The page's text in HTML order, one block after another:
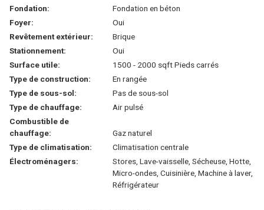
Fondation:
Fondation en béton
Foyer:
Oui
Revêtement extérieur:
Brique
Stationnement:
Oui
Surface utile:
1500 - 2000 sqft Pieds carrés
Type de construction:
En rangée
Type de sous-sol:
Pas de sous-sol
Type de chauffage:
Air pulsé
Combustible de
chauffage:
Gaz naturel
Type de climatisation:
Climatisation centrale
Électroménagers:
Stores, Lave-vaisselle, Sécheuse, Hotte,
Micro-ondes, Cuisinière, Machine à laver,
Réfrigérateur